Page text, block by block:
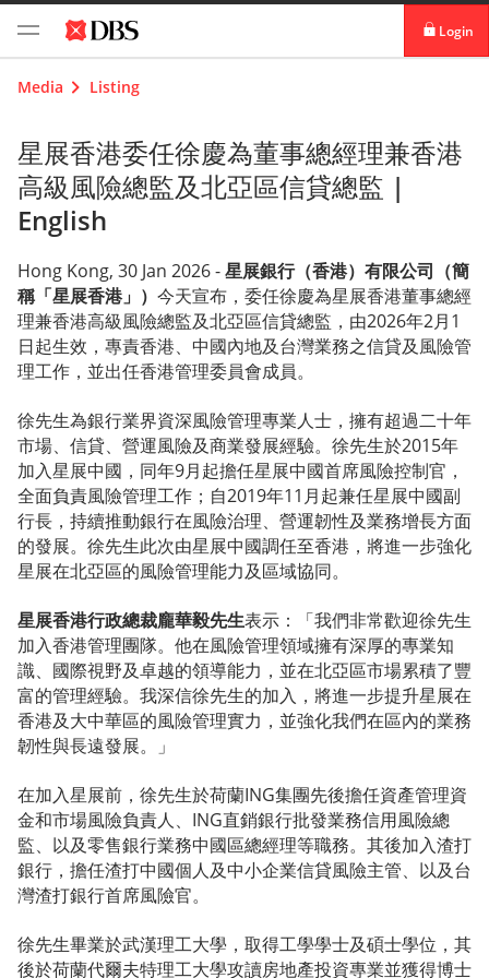
Login
Media Listing
星展香港委任徐慶為董事總經理兼香港
高級風險總監及北亞區信貸總監 |
English
Hong Kong, 30 Jan 2026 -星展銀行（香港）有限公司（簡
稱「星展香港」） 今天宣布，委任徐慶為星展香港董事總經
理兼香港高級風險總監及北亞區信貸總監，由2026年2月1
日起生效，專責香港、中國內地及台灣業務之信貸及風險管
理工作，並出任香港管理委員會成員。
徐先生為銀行業界資深風險管理專業人士，擁有超過二十年
市場、信貸、營運風險及商業發展經驗。徐先生於2015年
加入星展中國，同年9月起擔任星展中國首席風險控制官，
全面負責風險管理工作；自2019年11月起兼任星展中國副
行長，持續推動銀行在風險治理、營運韌性及業務增長方面
的發展。徐先生此次由星展中國調任至香港，將進一步強化
星展在北亞區的風險管理能力及區域協同。
星展香港行政總裁龐華毅先生表示：「我們非常歡迎徐先生
加入香港管理團隊。他在風險管理領域擁有深厚的專業知
識、國際視野及卓越的領導能力，並在北亞區市場累積了豐
富的管理經驗。我深信徐先生的加入，將進一步提升星展在
香港及大中華區的風險管理實力，並強化我們在區內的業務
韌性與長遠發展。」
在加入星展前，徐先生於荷蘭ING集團先後擔任資產管理資
金和市場風險負責人、ING直銷銀行批發業務信用風險總
監、以及零售銀行業務中國區總經理等職務。其後加入渣打
銀行，擔任渣打中國個人及中小企業信貸風險主管、以及台
灣渣打銀行首席風險官。
徐先生畢業於武漢理工大學，取得工學學士及碩士學位，其
後於荷蘭代爾夫特理工大學攻讀房地產投資專業並獲得博士